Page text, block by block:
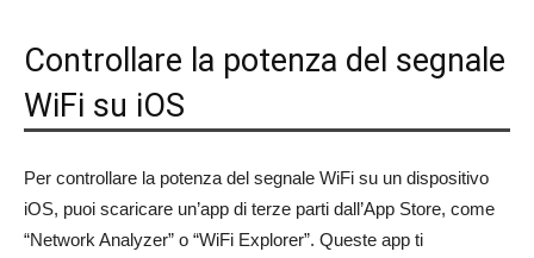
Controllare la potenza del segnale
WiFi su iOS
Per controllare la potenza del segnale WiFi su un dispositivo
iOS, puoi scaricare un’app di terze parti dall’App Store, come
“Network Analyzer” o “WiFi Explorer”. Queste app ti